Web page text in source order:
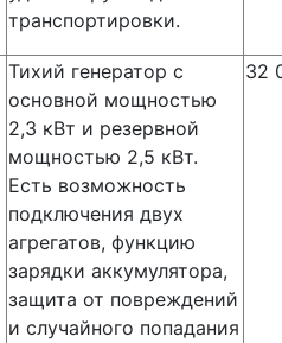
транспортировки.
Тихий генератор с
основной мощностью
2,3 кВт и резервной
мощностью 2,5 кВт.
Есть возможность
подключения двух
агрегатов, функцию
зарядки аккумулятора,
защита от повреждений
и случайного попадания
32